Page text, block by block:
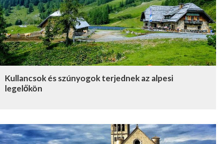
Kullancsok és szúnyogok terjednek az alpesi
legelőkön